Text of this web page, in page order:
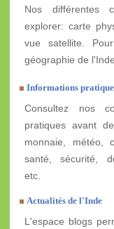
Nos différentes
explorer: carte
vue satellite.
géographie de l'Inde.
Informations
Consultez nos
pratiques avant
monnaie, météo,
santé, sécurité,
etc.
Actualités de l'Inde
L'espace blogs